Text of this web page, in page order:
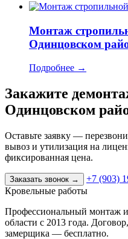
Монтаж
Одинцовском
Подробнее →
Закажите
Одинцовском
Оставьте заявку —
вывоз и утилизация на
фиксированная цена.
Заказать звонок →
+7 (903)
Кровельные работы
Профессиональный монтаж
области с 2013 года.
замерщика — бесплатно.